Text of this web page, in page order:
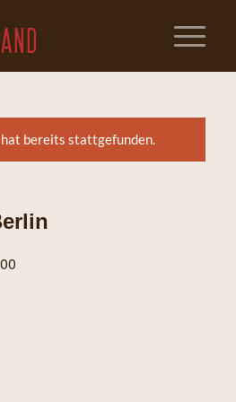
bereits stattgefunden.